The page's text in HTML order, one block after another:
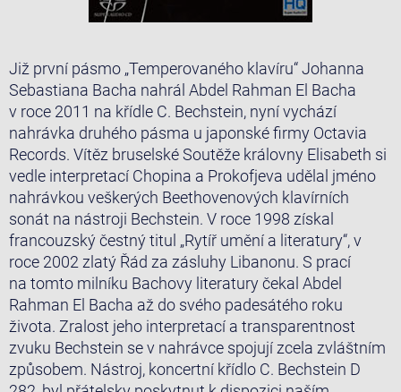
Již první pásmo „Temperovaného klavíru“ Johanna
Sebastiana Bacha nahrál Abdel Rahman El Bacha
v roce 2011 na křídle C. Bechstein, nyní vychází
nahrávka druhého pásma u japonské firmy Octavia
Records. Vítěz bruselské Soutěže královny Elisabeth si
vedle interpretací Chopina a Prokofjeva udělal jméno
nahrávkou veškerých Beethovenových klavírních
sonát na nástroji Bechstein. V roce 1998 získal
francouzský čestný titul „Rytíř umění a literatury“, v
roce 2002 zlatý Řád za zásluhy Libanonu. S prací
na tomto milníku Bachovy literatury čekal Abdel
Rahman El Bacha až do svého padesátého roku
života. Zralost jeho interpretací a transparentnost
zvuku Bechstein se v nahrávce spojují zcela zvláštním
způsobem. Nástroj, koncertní křídlo C. Bechstein D